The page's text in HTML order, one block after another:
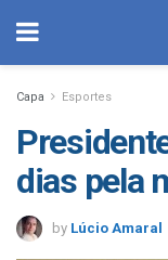
Capa Esportes
dias pela
by Lúcio Amaral